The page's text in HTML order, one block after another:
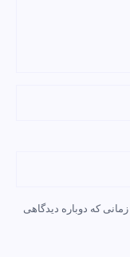
که دوباره دیدگاهی